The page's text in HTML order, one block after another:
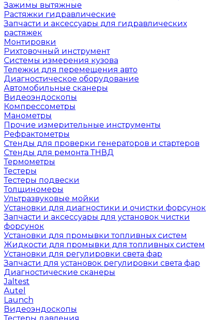
Зажимы вытяжные
Растяжки гидравлические
Запчасти и аксессуары для гидравлических
растяжек
Монтировки
Рихтовочный инструмент
Системы измерения кузова
Тележки для перемещения авто
Диагностическое оборудование
Автомобильные сканеры
Видеоэндоскопы
Компрессометры
Манометры
Прочие измерительные инструменты
Рефрактометры
Стенды для проверки генераторов и стартеров
Стенды для ремонта ТНВД
Термометры
Тестеры
Тестеры подвески
Толщиномеры
Ультразвуковые мойки
Установки для диагностики и очистки форсунок
Запчасти и аксессуары для установок чистки
форсунок
Установки для промывки топливных систем
Жидкости для промывки для топливных систем
Установки для регулировки света фар
Запчасти для установок регулировки света фар
Диагностические сканеры
Jaltest
Autel
Launch
Видеоэндоскопы